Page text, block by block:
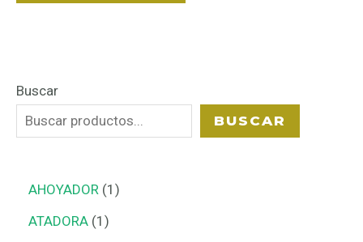
Buscar
BUSCAR
AHOYADOR 1
ATADORA 1